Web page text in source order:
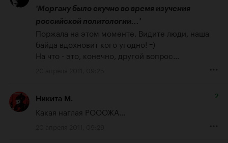
'Моргану было скучно во время изучения
российской политологии...'
Поржала на этом моменте. Видите люди, наша
байда вдохновит кого угодно! =)
На что - это, конечно, другой вопрос...
Никита М. 2
Какая наглая РОООЖА...